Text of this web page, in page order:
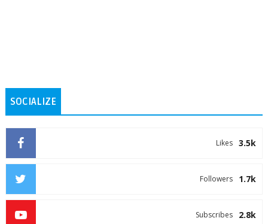
SOCIALIZE
3.5k
Likes
1.7k
Followers
2.8k
Subscribes